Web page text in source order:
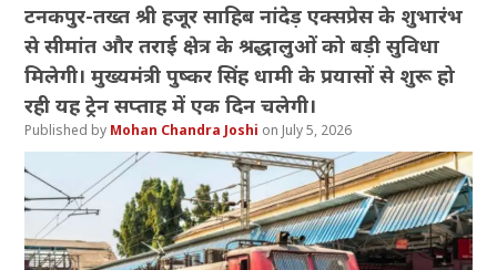
टनकपुर-तख्त श्री हजूर साहिब नांदेड़ एक्सप्रेस के शुभारंभ
से सीमांत और तराई क्षेत्र के श्रद्धालुओं को बड़ी सुविधा
मिलेगी। मुख्यमंत्री पुष्कर सिंह धामी के प्रयासों से शुरू हो
रही यह ट्रेन सप्ताह में एक दिन चलेगी।
Mohan Chandra Joshi July 5, 2026